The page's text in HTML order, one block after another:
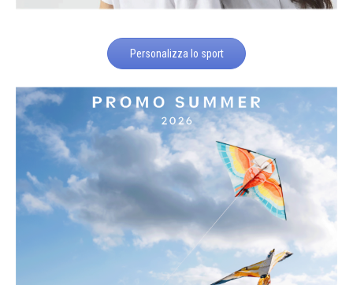
Personalizza lo sport